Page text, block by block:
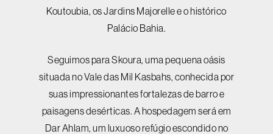
Koutoubia, os Jardins Majorelle e o histórico
Palácio Bahia.
Seguimos para Skoura, uma pequena oásis
situada no Vale das Mil Kasbahs, conhecida por
suas impressionantes fortalezas de barro e
paisagens desérticas. A hospedagem será em
Dar Ahlam, um luxuoso refúgio escondido no